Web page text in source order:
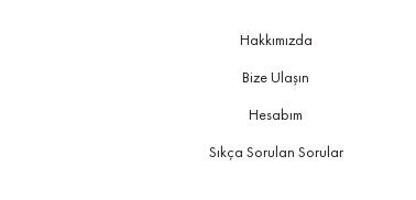
Hakkımızda
Bize Ulaşın
Hesabım
Sıkça Sorulan Sorular